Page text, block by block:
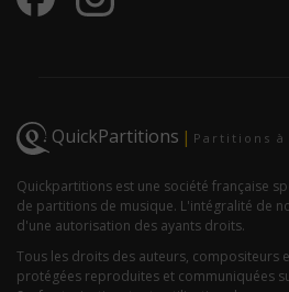
QuickPartitions | Partitions
Quickpartitions est une société française
de partitions de musique. L'intégralité de
d'une autorisation des ayants droits.
Tous les droits des auteurs, compositeurs
protégées reproduites et communiquées